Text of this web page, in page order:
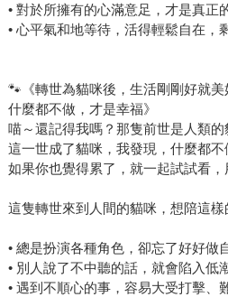
• 對於所擁有的心滿意足，才是真正
• 心平氣和地等待，活得輕鬆自在，
🐾《轉世為貓咪後，生活剛剛好就
什麼都不做，才是幸福》
喵～還記得我嗎？那隻前世是人類的
這一世成了貓咪，我發現，什麼都不
如果你也覺得累了，就一起試試看，
這隻轉世來到人間的貓咪，想陪這
• 總是扮演各種角色，卻忘了好好做
• 別人說了不中聽的話，就會陷入低
• 遇到不順心的事，容易大受打擊、